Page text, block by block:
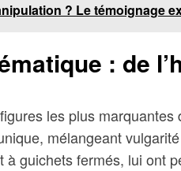
? Le témoignage
: de
les plus
mélangeant
guichets fermés, lui ont